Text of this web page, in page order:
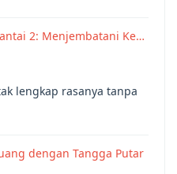
2: Menjembatani Ke…
lengkap rasanya tanpa
dengan Tangga Putar